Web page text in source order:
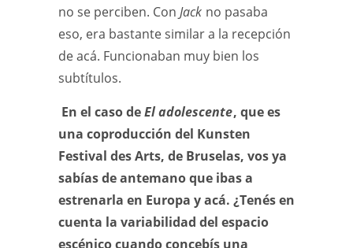
no se perciben. Con Jack no pasaba
eso, era bastante similar a la recepción
de acá. Funcionaban muy bien los
subtítulos.
En el caso deEl adolescente, que es
una coproducción del Kunsten
Festival des Arts, de Bruselas, vos ya
sabías de antemano que ibas a
estrenarla en Europa y acá. ¿Tenés en
cuenta la variabilidad del espacio
escénico cuando concebís una